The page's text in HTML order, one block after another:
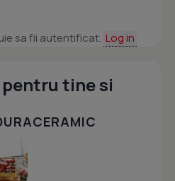
sa fii autentificat. Log in
tine si